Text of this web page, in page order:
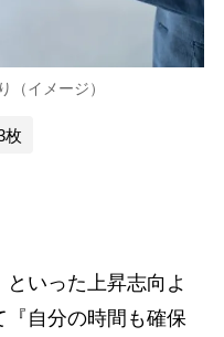
（イメージ）
枚
といった上昇志向よ
『自分の時間も確保